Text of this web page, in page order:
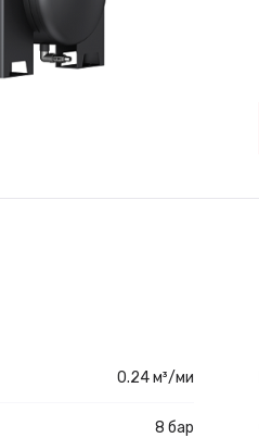
0.24 м³/ми
8 бар